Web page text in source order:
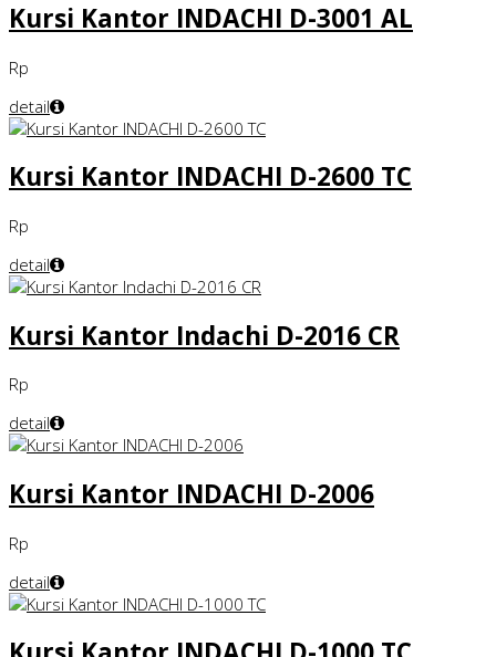
Kursi Kantor INDACHI D-3001 AL
Rp
detail
Kursi Kantor INDACHI D-2600 TC
Rp
detail
Kursi Kantor Indachi D-2016 CR
Rp
detail
Kursi Kantor INDACHI D-2006
Rp
detail